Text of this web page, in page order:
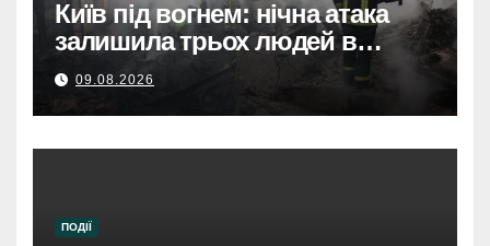
Київ під вогнем: нічна атака
залишила трьох людей в
лікарнях.
09.08.2026
ПОДІЇ